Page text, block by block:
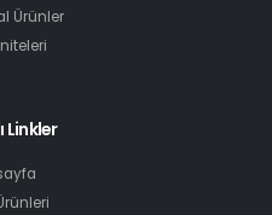
Ürünler
Linkler